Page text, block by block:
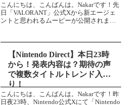
こんにちは、こんばんは。Nakarです！先
日「VALORANT」公式Xから新エージェ
ントと思われるムービーが公開されまし
ジェント新状態異常！？キルジョイが新
エージェント...
【Nintendo Direct】本日23時
から！発表内容は？期待の声
で複数タイトルトレンド入
り！
こんにちは、こんばんは。Nakarです！昨
日夜23時、Nintendo公式Xにて「Nintendo